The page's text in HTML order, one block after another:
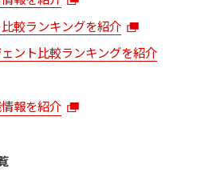
較ランキングを紹介
ント比較ランキングを紹介
報を紹介